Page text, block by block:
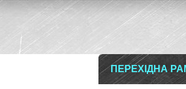
ПЕРЕХІДНА